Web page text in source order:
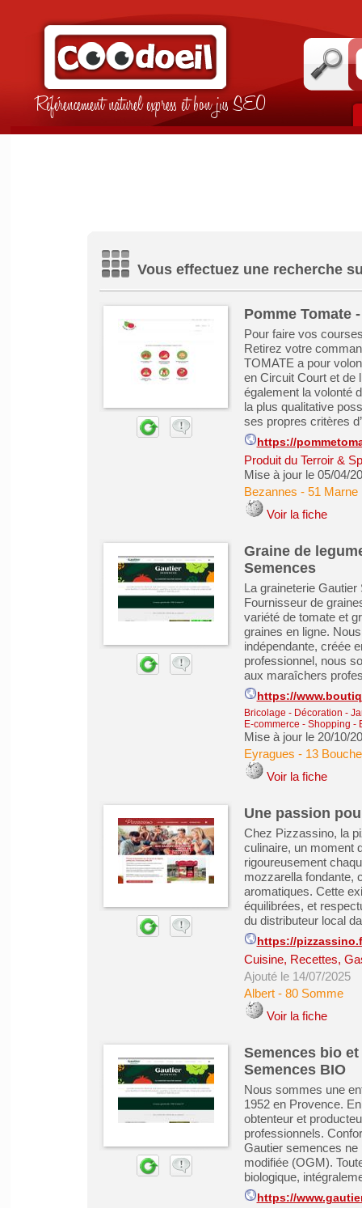
Référencement naturel express et bon jus SEO
Vous effectuez une recherche
Pomme Tomate
Pour faire vos
Retirez votre
TOMATE a pour
en Circuit Court et de
également la volonté
la plus qualitative
ses propres critères
https://
Produit du Terroir &
Mise à jour le 05/04/
Bezannes - 51 Marne
Voir la fiche
Graine de
Semences
La graineterie
Fournisseur de
variété de tomate et
graines en ligne.
indépendante, créée
professionnel, nous
aux maraîchers
https://
Bricolage - Décoration -
E-commerce - Shopping -
Mise à jour le 20/10/
Eyragues - 13
Voir la fiche
Une passion
Chez Pizzassino, la
culinaire, un moment
rigoureusement
mozzarella fondante,
aromatiques. Cette
équilibrées, et
du distributeur local
https://
Cuisine, Recettes,
Ajouté le 14/07/2025
Albert- 80 Somme
Voir la fiche
Semences bio
Semences BIO
Nous sommes une
1952 en Provence.
obtenteur et
professionnels.
Gautier semences ne
modifiée (OGM).
biologique,
https://